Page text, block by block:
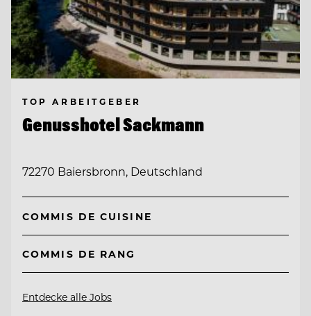
TOP ARBEITGEBER
Genusshotel Sackmann
72270 Baiersbronn, Deutschland
COMMIS DE CUISINE
COMMIS DE RANG
Entdecke alle Jobs